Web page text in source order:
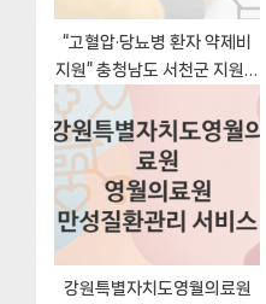
“고혈압·당뇨병 환자 약제비
지원” 충청남도 서천군 지원혜
택 자격조건과 구비서류
강원특별자치도영월의료원